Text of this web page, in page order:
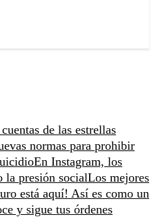
de las estrellas
normas para prohibir
En Instagram, los
la presión socialLos mejores
está aquí! Así es como un
y sigue tus órdenes